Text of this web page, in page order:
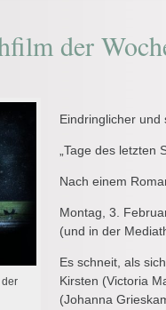
der
der
Eindringlicher
„Tage des letzten
Nach einem
Montag, 3.
(und in der
Es schneit, als
Kirsten (Victoria
(Johanna